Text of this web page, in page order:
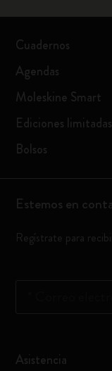
Cuadernos
Agendas
Moleskine Smart
Ediciones limitadas
Bolsos
Estemos en
Regístrate para
Asistencia